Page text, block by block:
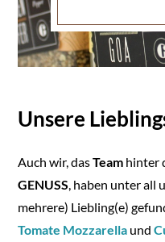
Unsere
Auch wir, dasTeam hinter
GENUSS , haben unter all
mehrere) Liebling(e)
Tomate Mozzarella und